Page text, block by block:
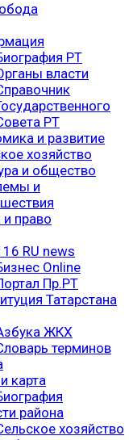
РТ
власти
РТ
и развитие
хозяйство
и общество
и
и право
RU news
Online
Пр.РТ
Татарстана
ЖКХ
терминов
карта
района
хозяйство